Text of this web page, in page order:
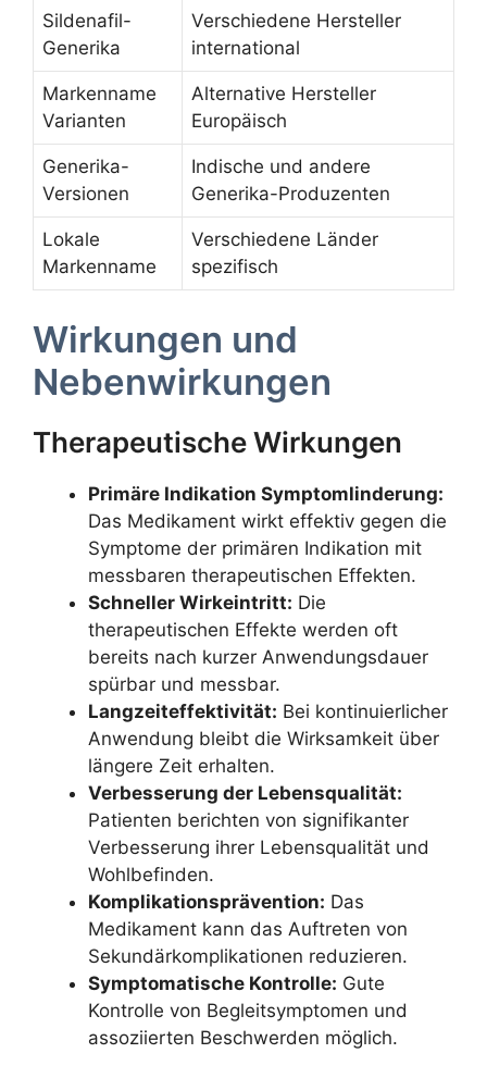
Sildenafil-
Generika
Verschiedene Hersteller
international
Markenname
Varianten
Alternative Hersteller
Europäisch
Generika-
Versionen
Indische und andere
Generika-Produzenten
Lokale
Markenname
Verschiedene Länder
spezifisch
Wirkungen und
Nebenwirkungen
Therapeutische Wirkungen
Primäre Indikation Symptomlinderung:
Das Medikament wirkt effektiv gegen die
Symptome der primären Indikation mit
messbaren therapeutischen Effekten.
Schneller Wirkeintritt: Die
therapeutischen Effekte werden oft
bereits nach kurzer Anwendungsdauer
spürbar und messbar.
Langzeiteffektivität: Bei kontinuierlicher
Anwendung bleibt die Wirksamkeit über
längere Zeit erhalten.
Verbesserung der Lebensqualität:
Patienten berichten von signifikanter
Verbesserung ihrer Lebensqualität und
Wohlbefinden.
Komplikationsprävention: Das
Medikament kann das Auftreten von
Sekundärkomplikationen reduzieren.
Symptomatische Kontrolle: Gute
Kontrolle von Begleitsymptomen und
assoziierten Beschwerden möglich.